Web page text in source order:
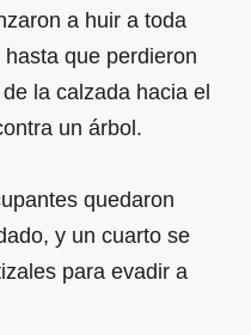
a huir a toda
que perdieron
la calzada hacia el
un árbol.
quedaron
y un cuarto se
para evadir a